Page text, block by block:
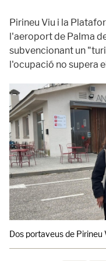
Pirineu Viu i la
l'aeroport de Palma
subvencionant un
l'ocupació no supera
Dos portaveus de Pirineu